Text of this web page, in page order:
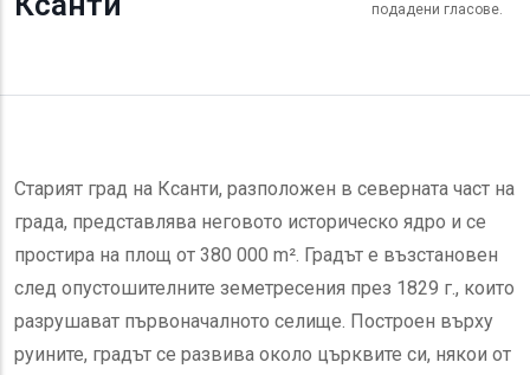
подадени гласове.
Старият град на Ксанти, разположен в северната част на
града, представлява неговото историческо ядро и се
простира на площ от 380 000 m². Градът е възстановен
след опустошителните земетресения през 1829 г., които
разрушават първоначалното селище. Построен върху
руините, градът се развива около църквите си, някои от